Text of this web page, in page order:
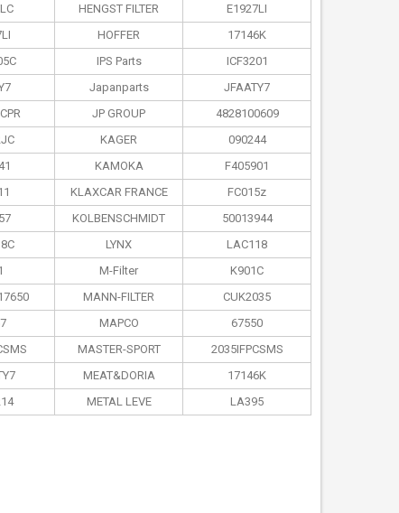
HENGST FILTER
E1927LI
HOFFER
17146K
IPS Parts
ICF3201
Japanparts
JFAATY7
JP GROUP
4828100609
KAGER
090244
KAMOKA
F405901
KLAXCAR FRANCE
FC015z
KOLBENSCHMIDT
50013944
LYNX
LAC118
M-Filter
K901C
MANN-FILTER
CUK2035
MAPCO
67550
MASTER-SPORT
2035IFPCSMS
MEAT&DORIA
17146K
METAL LEVE
LA395